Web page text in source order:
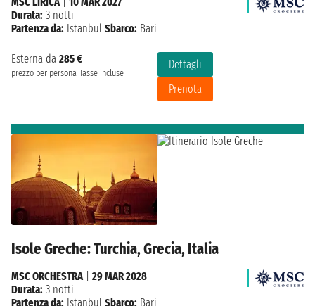
Esterna da 285 €
prezzo per persona Tasse incluse
Dettagli
Prenota
Durata: 3 notti
Partenza da: Istanbul Sbarco: Bari
Isole Greche: Turchia, Grecia, Italia
MSC ORCHESTRA| 29 MAR 2028
Durata: 3 notti
Partenza da: Istanbul Sbarco: Bari